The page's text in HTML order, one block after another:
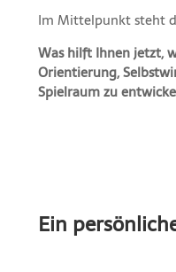
Im Mittelpunkt steht
Was hilft Ihnen jetzt,
Orientierung,
Spielraum zu
Ein